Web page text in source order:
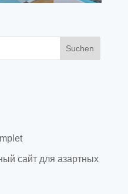
сайт для азартных